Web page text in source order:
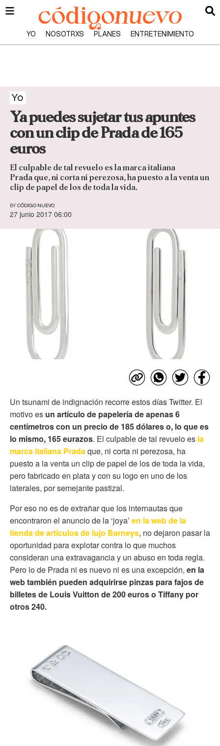
YO NOSOTRXS PLANES ENTRETENIMIENTO
Yo
Ya puedes sujetar tus apuntes
con un clip de Prada de 165
euros
El culpable de tal revuelo es la marca italiana
Prada que, ni corta ni perezosa, ha puesto a la venta un
clip de papel de los de toda la vida.
BY CÓDIGO NUEVO
27 junio 2017 06:00
Un tsunami de indignación recorre estos días Twitter. El
motivo es un artículo de papelería de apenas 6
centímetros con un precio de 185 dólares o, lo que es
lo mismo, 165 eurazos. El culpable de tal revuelo es la
marca italiana Pradaque, ni corta ni perezosa, ha
puesto a la venta un clip de papel de los de toda la vida,
pero fabricado en plata y con su logo en uno de los
laterales, por semejante pastizal.
Por eso no es de extrañar que los internautas que
encontraron el anuncio de la ‘joya’ en la web de la
tienda de artículos de lujo Barneys, no dejaron pasar la
oportunidad para explotar contra lo que muchos
consideran una extravagancia y un abuso en toda regla.
Pero lo de Prada ni es nuevo ni es una excepción, en la
web también pueden adquirirse pinzas para fajos de
billetes de Louis Vuitton de 200 euros o Tiffany por
otros 240.